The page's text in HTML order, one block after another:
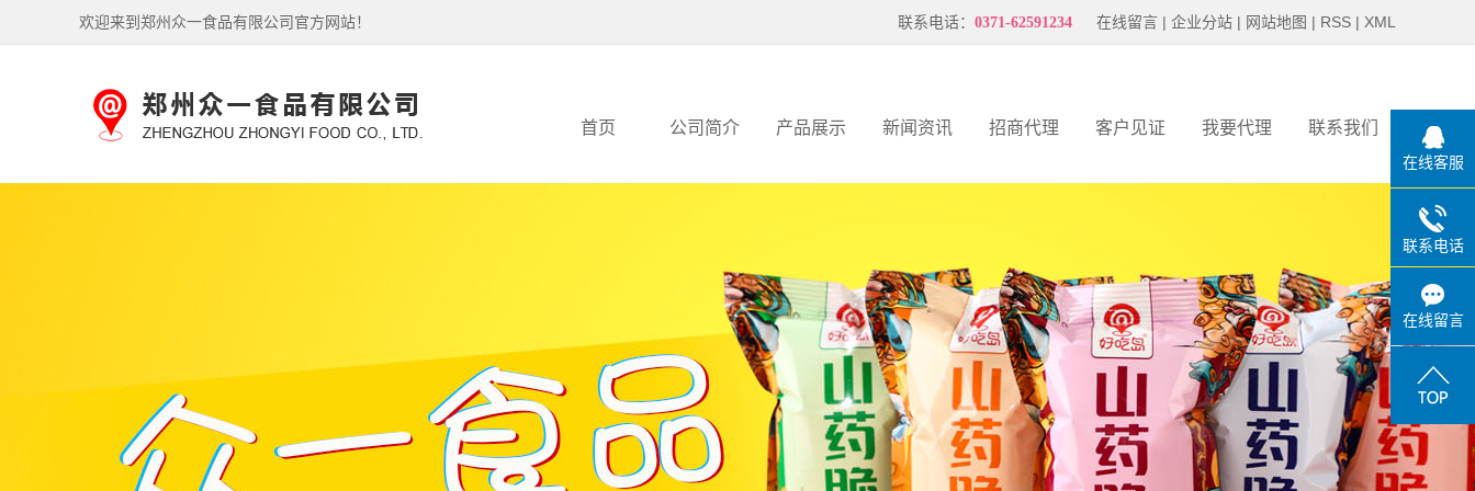
欢迎来到郑州众一食品有限公司官方网站！ 在线留言 | 企业分站 | 网站地图 | RSS | XML
联系电话： 0371-62591234
首页 公司简介
公司优势
厂风厂貌
产品展示 新闻资讯 招商代理 客户见证 我要代理 联系我们
在线客服
联系电话
在线留言